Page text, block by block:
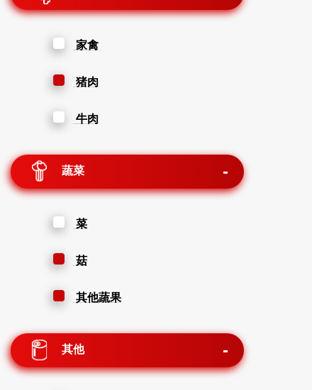
家禽
猪肉
牛肉
蔬菜
菜
菇
其他蔬果
其他